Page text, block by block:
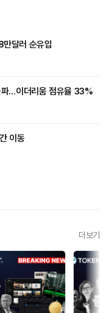
달러 순유입
…이더리움 점유율 33%
이동
더보기